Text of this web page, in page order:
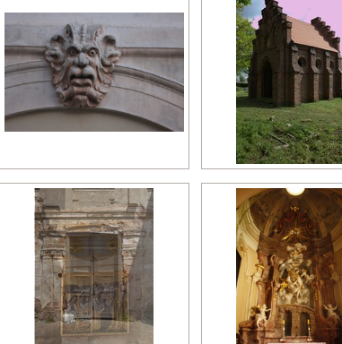
wczesny gotyk wczesny klasycyzm